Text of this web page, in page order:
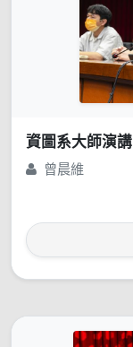
資圖系大師演講
曾晨維